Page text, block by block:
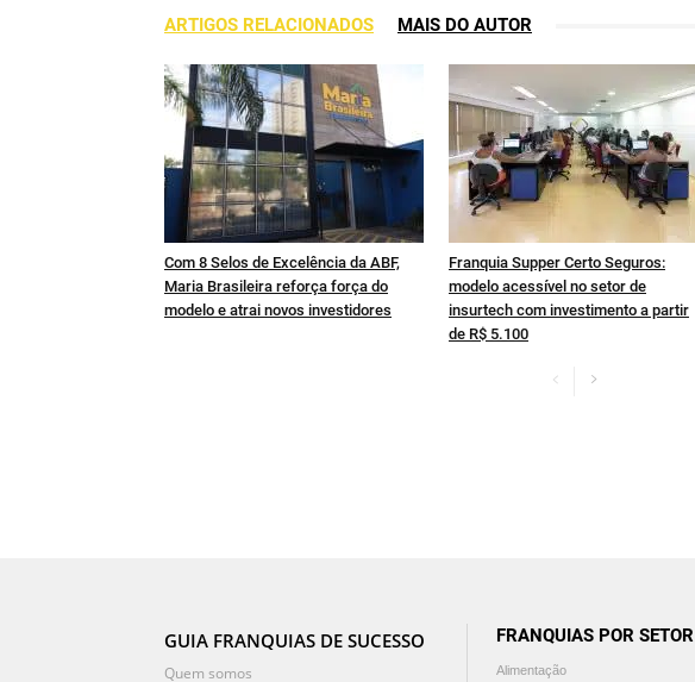
ARTIGOS RELACIONADOS MAIS DO AUTOR
Com 8 Selos de Excelência da ABF,
Maria Brasileira reforça força do
modelo e atrai novos investidores
Franquia Supper Certo Seguros:
modelo acessível no setor de
insurtech com investimento a partir
de R$ 5.100
GUIA FRANQUIAS DE SUCESSO
Quem somos
FRANQUIAS POR SETOR
Alimentação